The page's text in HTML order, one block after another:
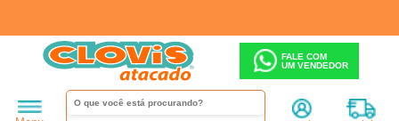
FALE COM
UM VENDEDOR
Feminino Tênis